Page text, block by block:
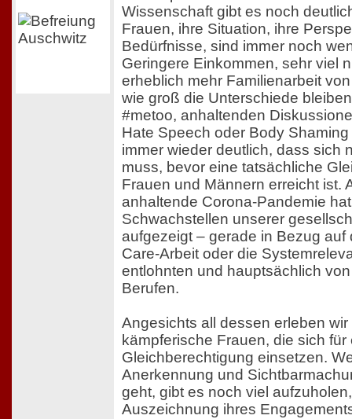
Wissenschaft gibt es noch
Frauen, ihre Situation, ihre
Bedürfnisse, sind immer noch
Geringere Einkommen, sehr viel
erheblich mehr Familienarbeit
wie groß die Unterschiede
#metoo, anhaltenden
Hate Speech oder Body
immer wieder deutlich, dass sich
muss, bevor eine tatsächliche
Frauen und Männern erreicht ist.
anhaltende Corona-Pandemie
Schwachstellen unserer
aufgezeigt – gerade in Bezug auf
Care-Arbeit oder die
entlohnten und hauptsächlich
Berufen.
Angesichts all dessen erleben
kämpferische Frauen, die sich für
Gleichberechtigung einsetzen.
Anerkennung und
geht, gibt es noch viel
Auszeichnung ihres